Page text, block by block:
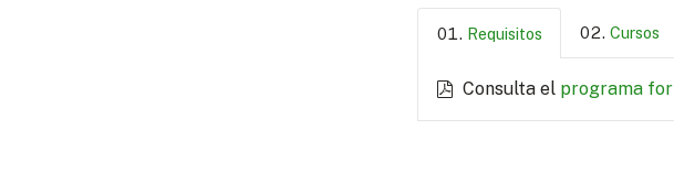
Requisitos Cursos
Consulta el programa